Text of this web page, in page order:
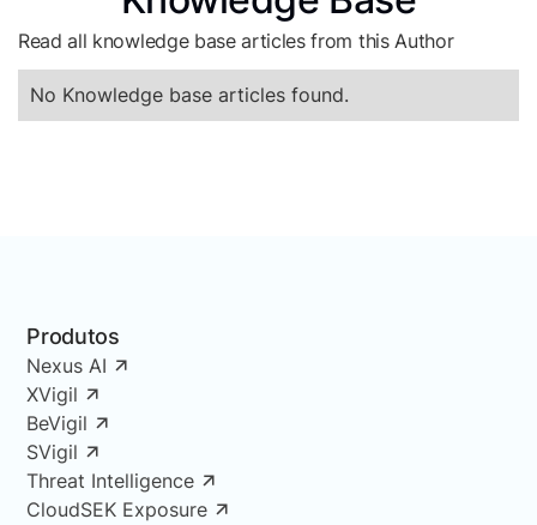
Read all knowledge base articles from this Author
No Knowledge base articles found.
Produtos
Nexus AI
XVigil
BeVigil
SVigil
Threat Intelligence
CloudSEK Exposure